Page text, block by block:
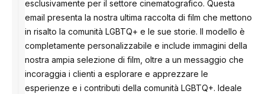
esclusivamente per il settore cinematografico. Questa
email presenta la nostra ultima raccolta di film che mettono
in risalto la comunità LGBTQ+ e le sue storie. Il modello è
completamente personalizzabile e include immagini della
nostra ampia selezione di film, oltre a un messaggio che
incoraggia i clienti a esplorare e apprezzare le
esperienze e i contributi della comunità LGBTQ+. Ideale